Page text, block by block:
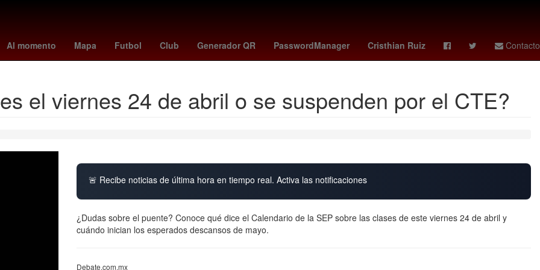
Al momento Mapa Futbol Club Generador QR PasswordManager Cristhian Ruiz Contacto
II de Jordania Portland Trail Blazers amazon prime Ácido graso Rosario araujo phillies - blue jays
el viernes 24 de abril o se suspenden por el CTE?
🚨 Recibe noticias de última hora en tiempo real. Activa las notificaciones
¿Dudas sobre el puente? Conoce qué dice el Calendario de la SEP sobre las clases de este viernes 24 de abril y
cuándo inician los esperados descansos de mayo.
Debate.com.mx